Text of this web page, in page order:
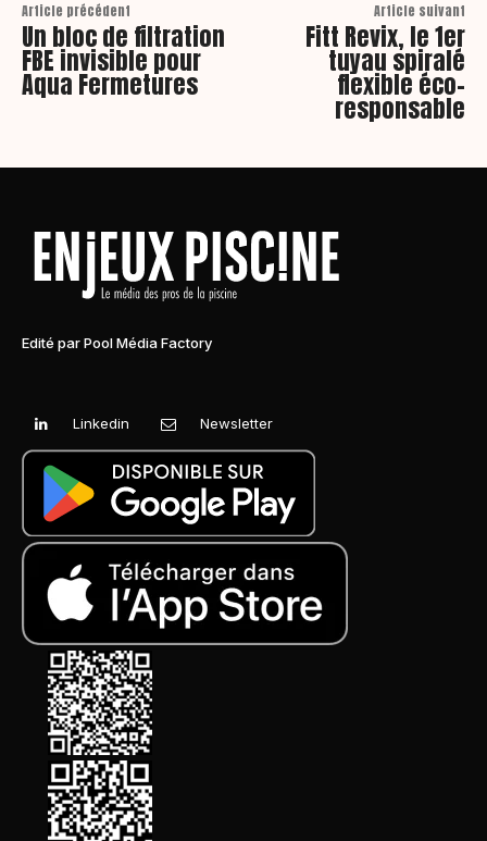
Article précédent
Un bloc de filtration
FBE invisible pour
Aqua Fermetures
Article suivant
Fitt Revix, le 1er
tuyau spiralé
flexible éco-
responsable
Edité par Pool Média Factory
Linkedin Newsletter